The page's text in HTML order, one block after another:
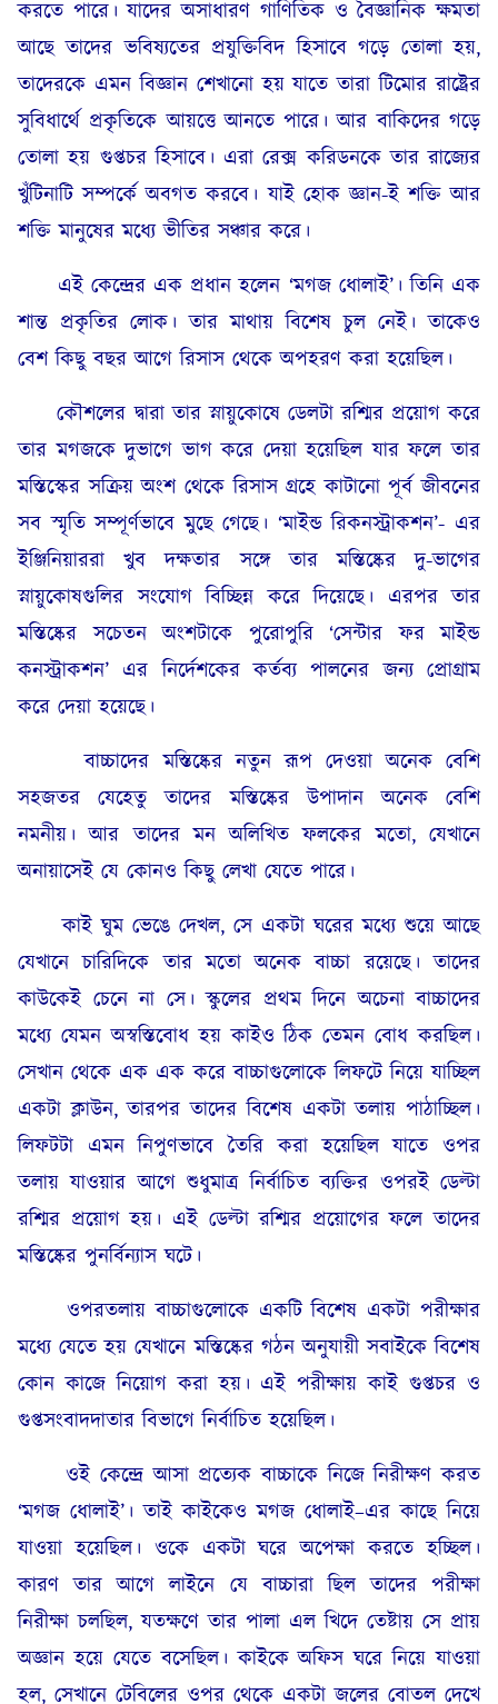
করতে পারে। যাদের অসাধারণ গাণিতিক ও বৈজ্ঞানিক ক্ষমতা
আছে তাদের ভবিষ‍্যতের প্রযুক্তিবিদ হিসাবে গড়ে তোলা হয়,
তাদেরকে এমন বিজ্ঞান শেখানো হয় যাতে তারা টিমোর রাষ্ট্রের
সুবিধার্থে প্রকৃতিকে আয়ত্তে আনতে পারে। আর বাকিদের গড়ে
তোলা হয় গুপ্তচর হিসাবে। এরা রেক্স করিডনকে তার রাজ্যের
খুঁটিনাটি সম্পর্কে অবগত করবে। যাই হোক জ্ঞান-ই শক্তি আর
শক্তি মানুষের মধ্যে ভীতির সঞ্চার করে।
এই কেন্দ্রের এক প্রধান হলেন ‘মগজ ধোলাই’। তিনি এক
শান্ত প্রকৃতির লোক। তার মাথায় বিশেষ চুল নেই। তাকেও
বেশ কিছু বছর আগে রিসাস থেকে অপহরণ করা হয়েছিল।
কৌশলের দ্বারা তার স্নায়ুকোষে ডেলটা রশ্মির প্রয়োগ করে
তার মগজকে দুভাগে ভাগ করে দেয়া হয়েছিল যার ফলে তার
মস্তিস্কের সক্রিয় অংশ থেকে রিসাস গ্রহে কাটানো পূর্ব জীবনের
সব স্মৃতি সম্পূর্ণভাবে মুছে গেছে। ‘মাইন্ড রিকনস্ট্রাকশন’- এর
ইঞ্জিনিয়াররা খুব দক্ষতার সঙ্গে তার মস্তিষ্কের দু-ভাগের
স্নায়ুকোষগুলির সংযোগ বিচ্ছিন্ন করে দিয়েছে। এরপর তার
মস্তিষ্কের সচেতন অংশটাকে পুরোপুরি ‘সেন্টার ফর মাইন্ড
কনস্ট্রাকশন’ এর নির্দেশকের কর্তব্য পালনের জন্য প্রোগ্রাম
করে দেয়া হয়েছে।
বাচ্চাদের মস্তিষ্কের নতুন রূপ দেওয়া অনেক বেশি
সহজতর যেহেতু তাদের মস্তিষ্কের উপাদান অনেক বেশি
নমনীয়। আর তাদের মন অলিখিত ফলকের মতো, যেখানে
অনায়াসেই যে কোনও কিছু লেখা যেতে পারে।
কাই ঘুম ভেঙে দেখল, সে একটা ঘরের মধ্যে শুয়ে আছে
যেখানে চারিদিকে তার মতো অনেক বাচ্চা রয়েছে। তাদের
কাউকেই চেনে না সে। স্কুলের প্রথম দিনে অচেনা বাচ্চাদের
মধ্যে যেমন অস্বস্তিবোধ হয় কাইও ঠিক তেমন বোধ করছিল।
সেখান থেকে এক এক করে বাচ্চাগুলোকে লিফটে নিয়ে যাচ্ছিল
একটা ক্লাউন, তারপর তাদের বিশেষ একটা তলায় পাঠাচ্ছিল।
লিফটটা এমন নিপুণভাবে তৈরি করা হয়েছিল যাতে ওপর
তলায় যাওয়ার আগে শুধুমাত্র নির্বাচিত ব্যক্তির ওপরই ডেল্টা
রশ্মির প্রয়োগ হয়। এই ডেল্টা রশ্মির প্রয়োগের ফলে তাদের
মস্তিষ্কের পুনর্বিন্যাস ঘটে।
ওপরতলায় বাচ্চাগুলোকে একটি বিশেষ একটা পরীক্ষার
মধ্যে যেতে হয় যেখানে মস্তিষ্কের গঠন অনুযায়ী সবাইকে বিশেষ
কোন কাজে নিয়োগ করা হয়। এই পরীক্ষায় কাই গুপ্তচর ও
গুপ্তসংবাদদাতার বিভাগে নির্বাচিত হয়েছিল।
ওই কেন্দ্রে আসা প্রত্যেক বাচ্চাকে নিজে নিরীক্ষণ করত
‘মগজ ধোলাই’। তাই কাইকেও মগজ ধোলাই–এর কাছে নিয়ে
যাওয়া হয়েছিল। ওকে একটা ঘরে অপেক্ষা করতে হচ্ছিল।
কারণ তার আগে লাইনে যে বাচ্চারা ছিল তাদের পরীক্ষা
নিরীক্ষা চলছিল, যতক্ষণে তার পালা এল খিদে তেষ্টায় সে প্রায়
অজ্ঞান হয়ে যেতে বসেছিল। কাইকে অফিস ঘরে নিয়ে যাওয়া
হল, সেখানে টেবিলের ওপর থেকে একটা জলের বোতল দেখে